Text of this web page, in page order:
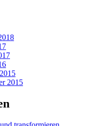
2015